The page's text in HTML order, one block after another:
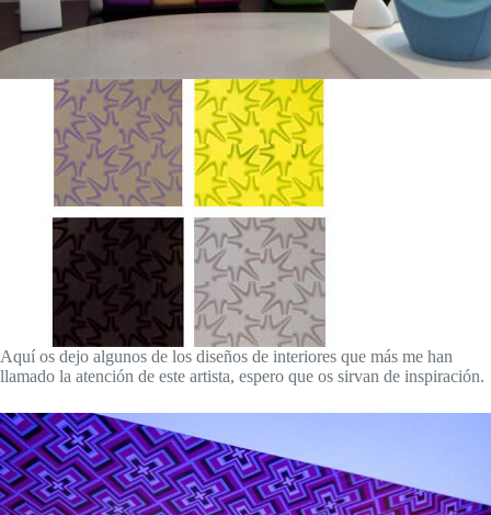
Aquí os dejo algunos de los diseños de interiores que más me han
llamado la atención de este artista, espero que os sirvan de inspiración.